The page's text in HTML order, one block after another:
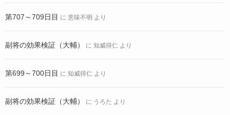
第707～709日目 に 意味不明 より
副将の効果検証（大輔） に 知威得仁 より
第699～700日目 に 知威得仁 より
副将の効果検証（大輔） に うろた より